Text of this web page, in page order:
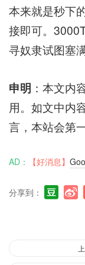
本来就是秒下
接即可。
寻奴隶试图塞
申明 ：本文内
用。如文中内
言，本站会第
AD： 【好消息】
分享到：